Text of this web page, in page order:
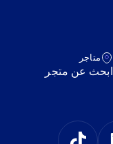
متاجر
ابحث عن متجر